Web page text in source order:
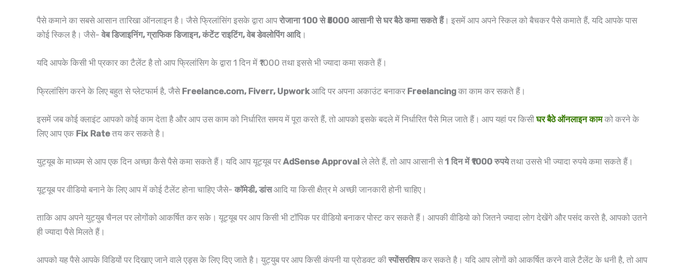
पैसे कमाने का सबसे आसान तारिखा ऑनलाइन है। जैसे फ्रिलांसिंग इसके द्वारा आपरोजाना 100 से ₹5000 आसानी से घर बैठे कमा सकते हैं। इसमें आप अपने स्किल को बैचकर पैसे कमाते हैं, यदि आपके पास
कोई स्किल है। जैसे- वेब डिजाइनिंग, ग्राफिक डिजाइन, कंटेंट राइटिंग, वेब डेवलोपिंग आदि।
यदि आपके किसी भी प्रकार का टैलेंट है तो आप फ्रिलांसिग के द्वारा 1 दिन में ₹1000 तथा इससे भी ज्यादा कमा सकते हैं।
फ्रिलांसिंग करने के लिए बहुत से प्लेटफार्म है, जैसे Freelance.com, Fiverr, Upworkआदि पर अपना अकाउंट बनाकर Freelancing का काम कर सकते हैं।
इसमें जब कोई क्लाइंट आपको कोई काम देता है और आप उस काम को निर्धारित समय में पूरा करते हैं, तो आपको इसके बदले में निर्धारित पैसे मिल जाते हैं। आप यहां पर किसीघर बैठे ऑनलाइन कामको करने के
लिए आप एक Fix Rate तय कर सकते है।
युट्यूब के माध्यम से आप एक दिन अच्छा कैसे पैसे कमा सकते हैं। यदि आप यूट्यूब परAdSense Approval ले लेते हैं, तो आप आसानी से1 दिन में ₹1000 रुपयेतथा उससे भी ज्यादा रुपये कमा सकते हैं।
यूट्यूब पर वीडियो बनाने के लिए आप में कोई टैलेंट होना चाहिए जैसे- कॉमेडी, डांसआदि या किसी क्षैत्र मे अच्छी जानकारी होनी चाहिए।
ताकि आप अपने युट्युब चैनल पर लोगोंको आकर्षित कर सके। यूट्यूब पर आप किसी भी टॉपिक पर वीडियो बनाकर पोस्ट कर सकते हैं। आपकी वीडियो को जितने ज्यादा लोग देखेंगे और पसंद करते है, आपको उतने
ही ज्यादा पैसे मिलते हैं।
आपको यह पैसे आपके विडियों पर दिखाए जाने वाले एड्स के लिए दिए जाते है। युट्युब पर आप किसी कंपनी या प्रोडक्ट की स्पोंसरशिपकर सकते है। यदि आप लोगों को आकर्षित करने वाले टैलेंट के धनी है, तो आप